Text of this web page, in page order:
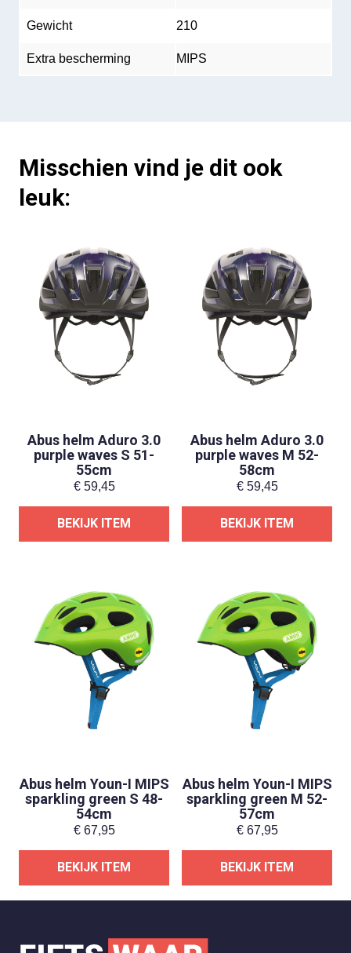
Gewicht 210
Extra bescherming MIPS
Misschien vind je dit ook
leuk:
Abus helm Aduro 3.0
purple waves S 51-
55cm
€59,45
BEKIJK ITEM
Abus helm Aduro 3.0
purple waves M 52-
58cm
€59,45
BEKIJK ITEM
Abus helm Youn-I MIPS
sparkling green S 48-
54cm
€67,95
BEKIJK ITEM
Abus helm Youn-I MIPS
sparkling green M 52-
57cm
€67,95
BEKIJK ITEM